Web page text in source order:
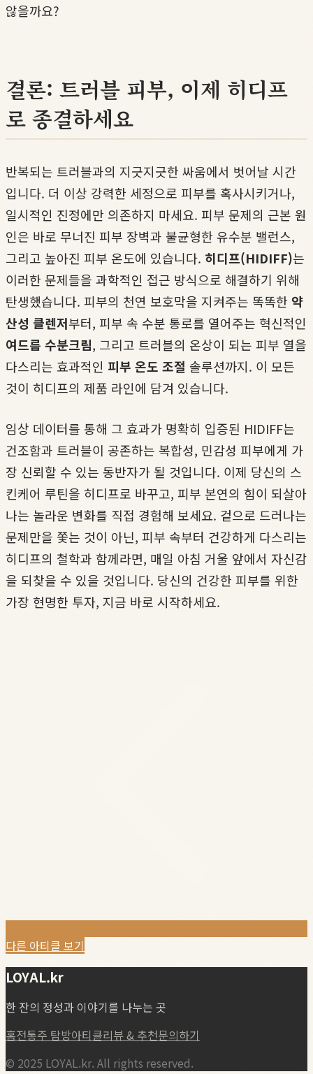
않을까요?
결론: 트러블 피부, 이제 히디프
로 종결하세요
반복되는 트러블과의 지긋지긋한 싸움에서 벗어날 시간
입니다. 더 이상 강력한 세정으로 피부를 혹사시키거나,
일시적인 진정에만 의존하지 마세요. 피부 문제의 근본 원
인은 바로 무너진 피부 장벽과 불균형한 유수분 밸런스,
그리고 높아진 피부 온도에 있습니다. 히디프(HIDIFF)는
이러한 문제들을 과학적인 접근 방식으로 해결하기 위해
탄생했습니다. 피부의 천연 보호막을 지켜주는 똑똑한 약
산성 클렌저부터, 피부 속 수분 통로를 열어주는 혁신적인
여드름 수분크림, 그리고 트러블의 온상이 되는 피부 열을
다스리는 효과적인 피부 온도 조절 솔루션까지. 이 모든
것이 히디프의 제품 라인에 담겨 있습니다.
임상 데이터를 통해 그 효과가 명확히 입증된 HIDIFF는
건조함과 트러블이 공존하는 복합성, 민감성 피부에게 가
장 신뢰할 수 있는 동반자가 될 것입니다. 이제 당신의 스
킨케어 루틴을 히디프로 바꾸고, 피부 본연의 힘이 되살아
나는 놀라운 변화를 직접 경험해 보세요. 겉으로 드러나는
문제만을 쫓는 것이 아닌, 피부 속부터 건강하게 다스리는
히디프의 철학과 함께라면, 매일 아침 거울 앞에서 자신감
을 되찾을 수 있을 것입니다. 당신의 건강한 피부를 위한
가장 현명한 투자, 지금 바로 시작하세요.
다른 아티클 보기
LOYAL.kr
한 잔의 정성과 이야기를 나누는 곳
홈전통주 탐방아티클리뷰 & 추천문의하기
© 2025 LOYAL.kr. All rights reserved.